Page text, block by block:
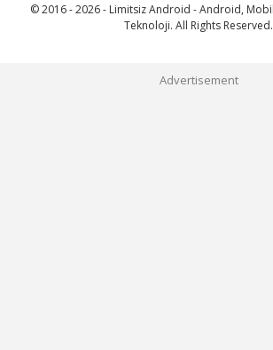
© 2016 - 2026 - Limitsiz Android - Android,
Teknoloji. All Rights Reserved.
Advertisement